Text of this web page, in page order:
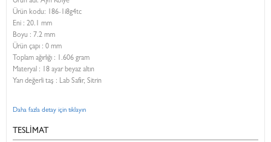
Ürün kodu: 186-1i8g4tc
Eni : 20.1 mm
Boyu : 7.2 mm
Ürün çapı : 0 mm
Toplam ağırlığı : 1.606 gram
Materyal : 18 ayar beyaz altın
Yarı değerli taş : Lab Safir, Sitrin
Daha fazla detay için tıklayın
TESLİMAT